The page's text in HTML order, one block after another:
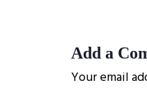
Add a
Your email